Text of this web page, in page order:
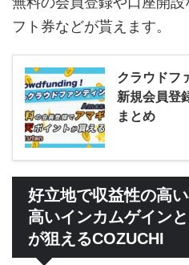
フト券などが貰えます。
クラウドフ
新規会員登
まとめ
好立地で収益性の高
高いインカムゲイン
が狙えるCOZUCHI